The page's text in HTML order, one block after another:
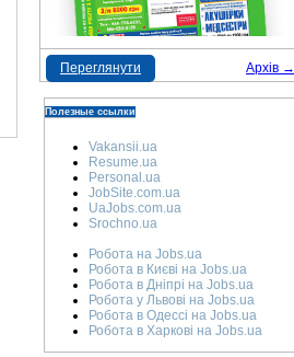
Архів →
Переглянути
Полезные ссылки
Vakansii.ua
Resume.ua
Personal.ua
JobSite.com.ua
UaJobs.com.ua
Srochno.ua
Робота на Jobs.ua
Робота в Києві на Jobs.ua
Робота в Дніпрі на Jobs.ua
Робота у Львові на Jobs.ua
Робота в Одессі на Jobs.ua
Робота в Харкові на Jobs.ua